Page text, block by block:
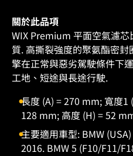
關於此品項
WIX Premium 平面空氣濾芯
質. 高撕裂強度的聚氨酯密
擎在正常與惡劣駕駛條件下
工地、短途與長途行駛.
長度 (A) = 270 mm; 寬度1
128 mm; 高度 (H) = 52
主要適用車型: BMW
2016. BMW 5 (F10/F11/